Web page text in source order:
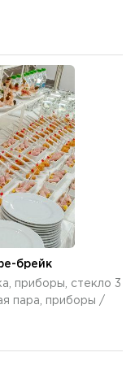
брейк
приборы, стекло 3
пара, приборы /